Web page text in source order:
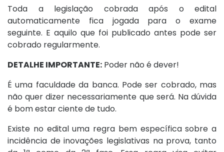
Toda a legislação cobrada após o edital
automaticamente fica jogada para o exame
seguinte. E aquilo que foi publicado antes pode ser
cobrado regularmente.
DETALHE IMPORTANTE: Poder não é dever!
É uma faculdade da banca. Pode ser cobrado, mas
não quer dizer necessariamente que será. Na dúvida
é bom estar ciente de tudo.
Existe no edital uma regra bem específica sobre a
incidência de inovações legislativas na prova, tanto